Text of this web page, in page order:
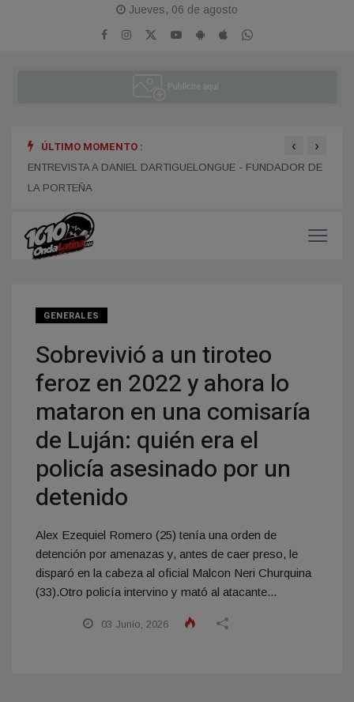
Jueves, 06 de agosto
ÚLTIMO MOMENTO :
ENTREVISTA A DANIEL DARTIGUELONGUE - FUNDADOR DE
ENTREVISTA A ALEJANDRO KIM
‹ ›
GENERALES
Sobrevivió a un tiroteo
feroz en 2022 y ahora lo
mataron en una comisaría
de Luján: quién era el
policía asesinado por un
detenido
Alex Ezequiel Romero (25) tenía una orden de
detención por amenazas y, antes de caer preso, le
disparó en la cabeza al oficial Malcon Neri Churquina
(33).Otro policía intervino y mató al atacante...
03 Junio, 2026